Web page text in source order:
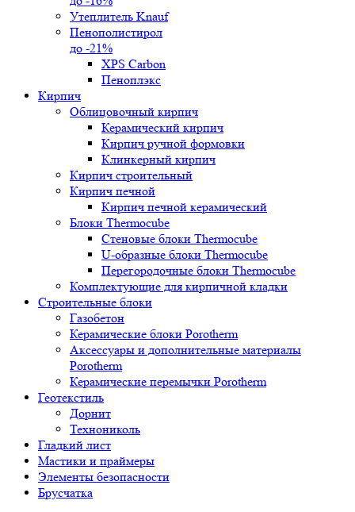
Утеплитель Knauf
Пенополистирол
до -21%
XPS Carbon
Пеноплэкс
Кирпич
Облицовочный кирпич
Керамический кирпич
Кирпич ручной формовки
Клинкерный кирпич
Кирпич строительный
Кирпич печной
Кирпич печной керамический
Блоки Thermocube
Стеновые блоки Thermocube
U-образные блоки Thermocube
Перегородочные блоки Thermocube
Комплектующие для кирпичной кладки
Строительные блоки
Газобетон
Керамические блоки Porotherm
Аксессуары и дополнительные материалы
Porotherm
Керамические перемычки Porotherm
Геотекстиль
Дорнит
Технониколь
Гладкий лист
Мастики и праймеры
Элементы безопасности
Брусчатка